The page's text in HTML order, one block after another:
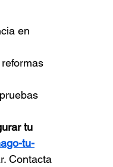
en
tu
tu-
Contacta